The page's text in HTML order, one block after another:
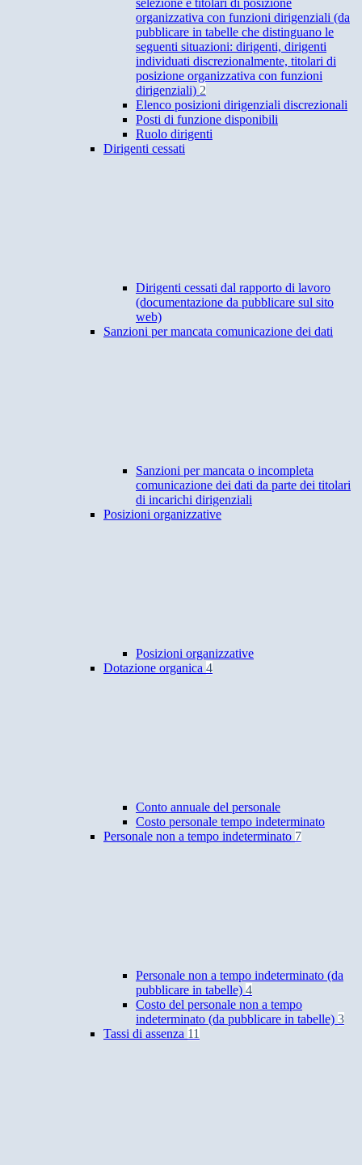
selezione e titolari di posizione
organizzativa con funzioni dirigenziali (da
pubblicare in tabelle che distinguano le
seguenti situazioni: dirigenti, dirigenti
individuati discrezionalmente, titolari di
posizione organizzativa con funzioni
dirigenziali) 2
Elenco posizioni dirigenziali discrezionali
Posti di funzione disponibili
Ruolo dirigenti
Dirigenti cessati
Dirigenti cessati dal rapporto di lavoro
(documentazione da pubblicare sul sito
web)
Sanzioni per mancata comunicazione dei dati
Sanzioni per mancata o incompleta
comunicazione dei dati da parte dei titolari
di incarichi dirigenziali
Posizioni organizzative
Posizioni organizzative
Dotazione organica 4
Conto annuale del personale
Costo personale tempo indeterminato
Personale non a tempo indeterminato 7
Personale non a tempo indeterminato (da
pubblicare in tabelle) 4
Costo del personale non a tempo
indeterminato (da pubblicare in tabelle) 3
Tassi di assenza 11